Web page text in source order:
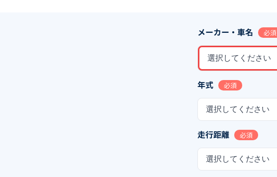
メーカー・車名 必須
選択してください
年式 必須
選択してください
走行距離 必須
選択してください